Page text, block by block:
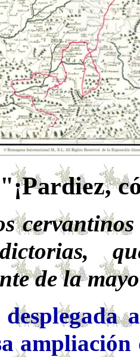
"¡Pardiez,
de la
ampliación